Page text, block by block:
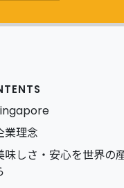
業理念
味しさ・安心を世界の